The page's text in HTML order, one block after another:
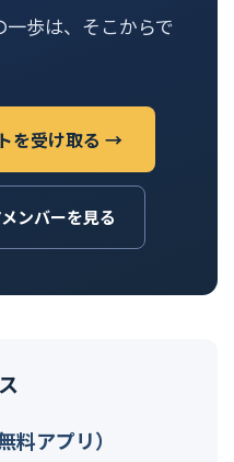
一歩は、そこからで
を受け取る →
ンバーを見る
料アプリ）